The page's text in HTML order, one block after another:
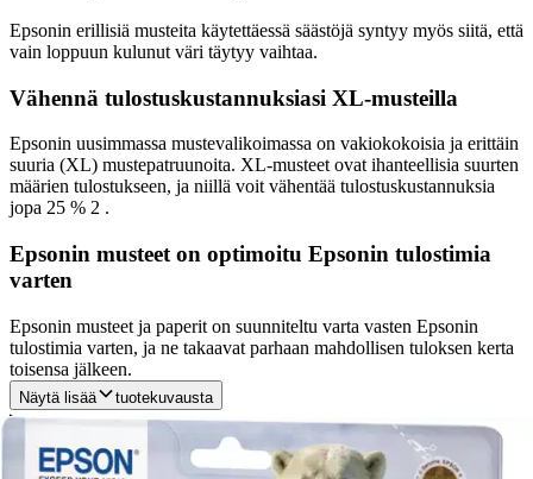
Epsonin erillisiä musteita käytettäessä säästöjä syntyy myös siitä, että
vain loppuun kulunut väri täytyy vaihtaa.
Vähennä tulostuskustannuksiasi XL-musteilla
Epsonin uusimmassa mustevalikoimassa on vakiokokoisia ja erittäin
suuria (XL) mustepatruunoita. XL-musteet ovat ihanteellisia suurten
määrien tulostukseen, ja niillä voit vähentää tulostuskustannuksia
jopa 25 % 2 .
Epsonin musteet on optimoitu Epsonin tulostimia
varten
Epsonin musteet ja paperit on suunniteltu varta vasten Epsonin
tulostimia varten, ja ne takaavat parhaan mahdollisen tuloksen kerta
toisensa jälkeen.
Näytä lisää tuotekuvausta
Ominaisuudet